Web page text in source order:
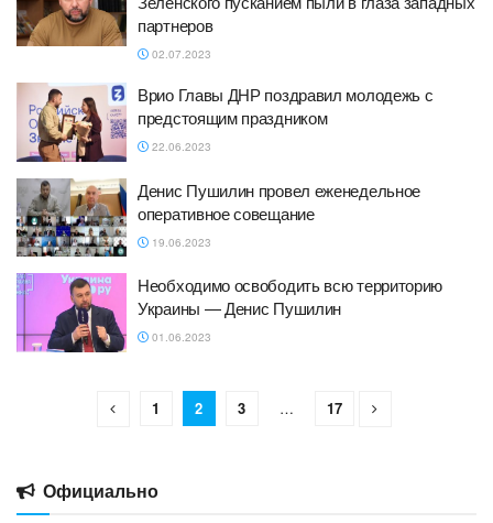
партнеров
02.07.2023
Врио Главы ДНР поздравил молодежь с
предстоящим праздником
22.06.2023
Денис Пушилин провел еженедельное
оперативное совещание
19.06.2023
Необходимо освободить всю территорию
Украины — Денис Пушилин
01.06.2023
1 2 3 … 17
Официально